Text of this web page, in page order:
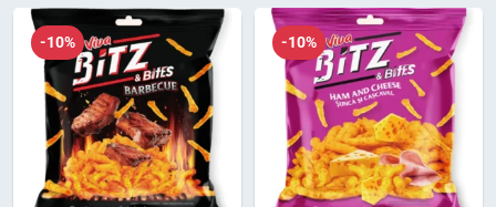
Gama de chipsuri și snacksuri sărate aduce împreună produse
crocante, cu arome variate și formate practice, create pentru
momentele în care îți dorești o gustare rapidă și savuroasă. Alege din
varietatea disponibilă și bucură-te de gustări potrivite pentru orice
ocazie.
-10% -10%